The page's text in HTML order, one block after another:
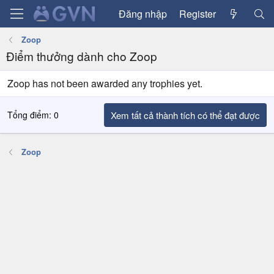
Đăng nhập Register
Zoop
Điểm thưởng dành cho Zoop
Zoop has not been awarded any trophies yet.
Tổng điểm: 0 Xem tất cả thành tích có thể đạt được
Zoop